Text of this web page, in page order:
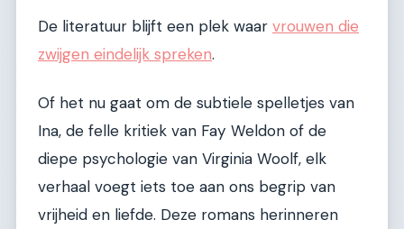
De literatuur blijft een plek waar vrouwen die
zwijgen eindelijk spreken.
Of het nu gaat om de subtiele spelletjes van
Ina, de felle kritiek van Fay Weldon of de
diepe psychologie van Virginia Woolf, elk
verhaal voegt iets toe aan ons begrip van
vrijheid en liefde. Deze romans herinneren